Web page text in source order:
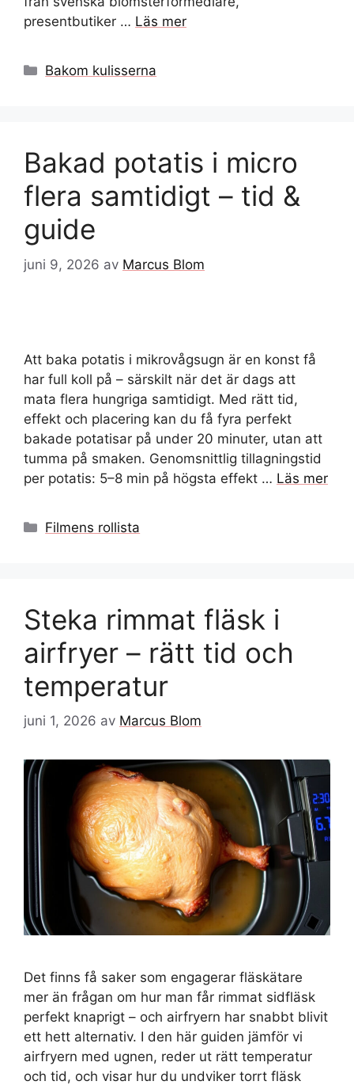
presentbutiker … Läs mer
Kategorier
Bakom kulisserna
Bakad potatis i micro
flera samtidigt – tid &
guide
juni 9, 2026 av Marcus Blom
Att baka potatis i mikrovågsugn är en konst få
har full koll på – särskilt när det är dags att
mata flera hungriga samtidigt. Med rätt tid,
effekt och placering kan du få fyra perfekt
bakade potatisar på under 20 minuter, utan att
tumma på smaken. Genomsnittlig tillagningstid
per potatis: 5–8 min på högsta effekt … Läs mer
Kategorier
Filmens rollista
Steka rimmat fläsk i
airfryer – rätt tid och
temperatur
juni 1, 2026 av Marcus Blom
Det finns få saker som engagerar fläskätare
mer än frågan om hur man får rimmat sidfläsk
perfekt knaprigt – och airfryern har snabbt blivit
ett hett alternativ. I den här guiden jämför vi
airfryern med ugnen, reder ut rätt temperatur
och tid, och visar hur du undviker torrt fläsk